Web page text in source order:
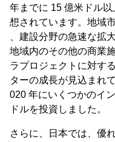
年までに 15 億米ドル
想されています。地域
、建設分野の急速な拡
地域内のその他の商業
ラプロジェクトに対す
ターの成長が見込まれ
020 年にいくつかのイ
ドルを投資しました。
さらに、日本では、優